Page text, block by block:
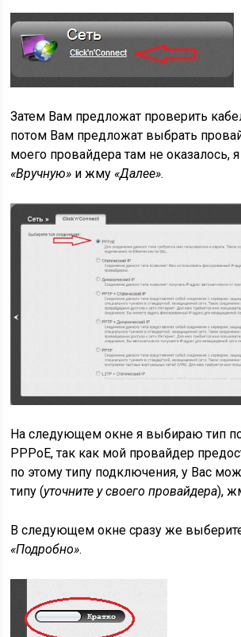
Затем Вам предложат проверить
потом Вам предложат выбрать
моего провайдера там не оказалось,
«Вручную» и жму«Далее».
На следующем окне я выбираю тип
PPPoE, так как мой провайдер
по этому типу подключения, у Вас
типу (уточните у своего провайдера),
В следующем окне сразу же
«Подробно».